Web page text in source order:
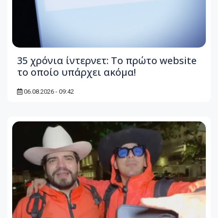
35 χρόνια ίντερνετ: Το πρώτο website
το οποίο υπάρχει ακόμα!
06.08.2026 - 09:42